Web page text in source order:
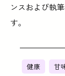
ンスおよび執
す。
健康 甘